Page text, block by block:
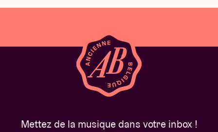
Mettez de la musique dans votre inbox !